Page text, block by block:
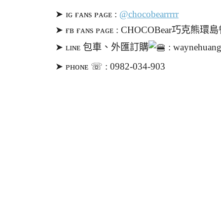
➤ ɪɢ ғᴀɴs ᴘᴀɢᴇ : @chocobearrrrr
➤ ғʙ ғᴀɴs ᴘᴀɢᴇ : CHOCOBear巧克熊環
➤ ʟɪɴᴇ 包車、外匯訂購
:
➤ ᴘʜᴏɴᴇ ☏ : 0982-034-903